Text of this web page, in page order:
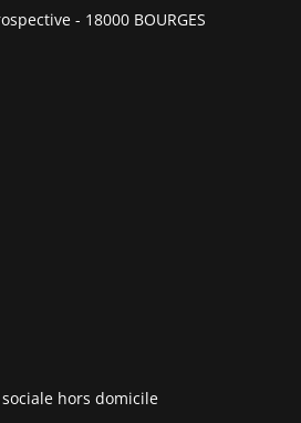
- 18000 BOURGES
hors domicile